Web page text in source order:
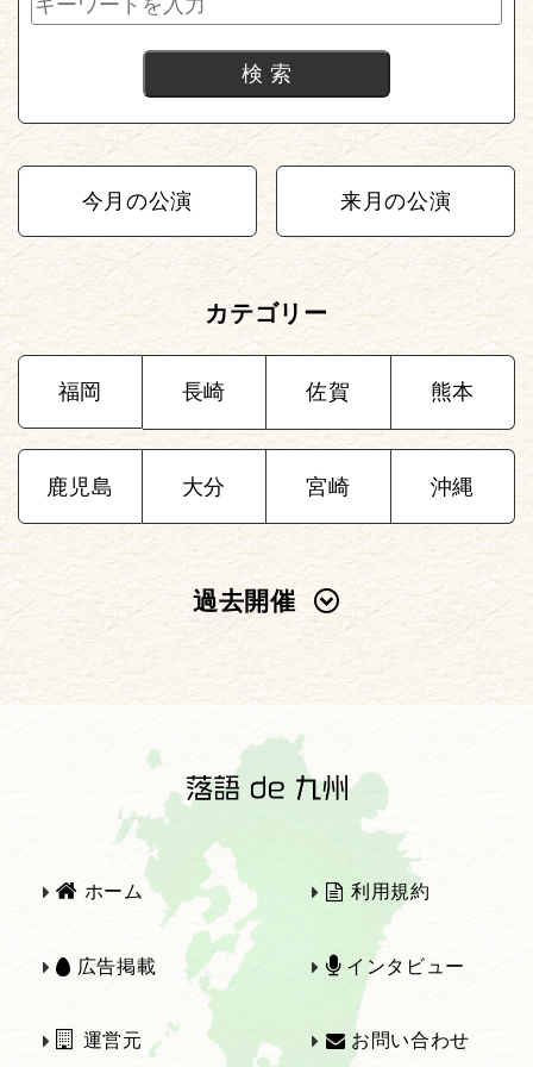
今月の公演 来月の公演
カテゴリー
福岡 長崎 佐賀 熊本
鹿児島 大分 宮崎 沖縄
過去開催
2022年
2021年 2020年
2019年 2018年
2017年 2016年
ホーム 利用規約
広告掲載 インタビュー
運営元 お問い合わせ